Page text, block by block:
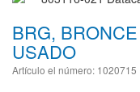
BRG,
USADO
Artículo el número: 1020715